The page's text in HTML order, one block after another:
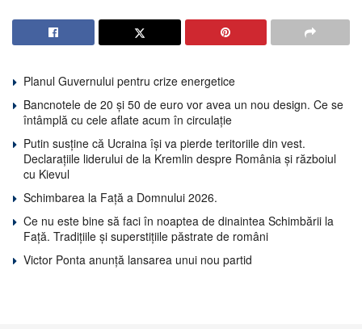
Planul Guvernului pentru crize energetice
Bancnotele de 20 și 50 de euro vor avea un nou design. Ce se
întâmplă cu cele aflate acum în circulație
Putin susține că Ucraina își va pierde teritoriile din vest.
Declarațiile liderului de la Kremlin despre România și războiul
cu Kievul
Schimbarea la Față a Domnului 2026.
Ce nu este bine să faci în noaptea de dinaintea Schimbării la
Față. Tradițiile și superstițiile păstrate de români
Victor Ponta anunță lansarea unui nou partid